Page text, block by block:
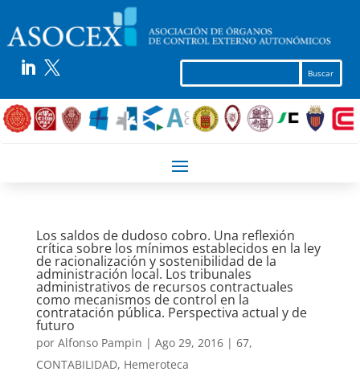
 
Los saldos de dudoso cobro. Una reflexión
crítica sobre los mínimos establecidos en la ley
de racionalización y sostenibilidad de la
administración local. Los tribunales
administrativos de recursos contractuales
como mecanismos de control en la
contratación pública. Perspectiva actual y de
futuro
por Alfonso Pampin | Ago 29, 2016| 67,
CONTABILIDAD, Hemeroteca